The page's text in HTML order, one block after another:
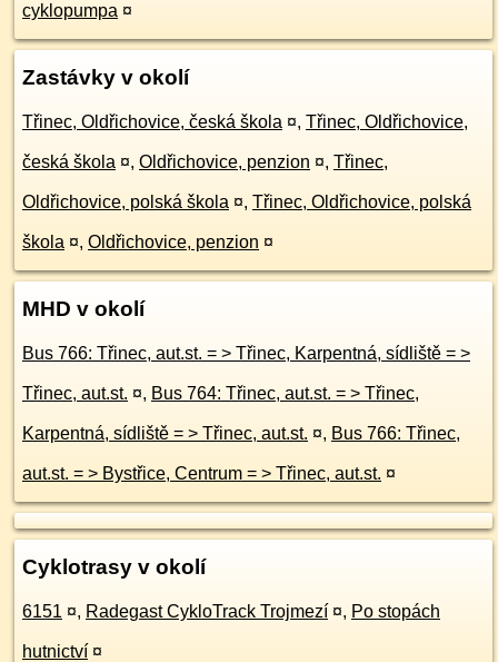
cyklopumpa ¤
Zastávky v okolí
Třinec, Oldřichovice, česká škola ¤, Třinec, Oldřichovice,
česká škola ¤, Oldřichovice, penzion ¤, Třinec,
Oldřichovice, polská škola ¤, Třinec, Oldřichovice, polská
škola ¤, Oldřichovice, penzion ¤
MHD v okolí
Bus 766: Třinec, aut.st. = > Třinec, Karpentná, sídliště = >
Třinec, aut.st. ¤, Bus 764: Třinec, aut.st. = > Třinec,
Karpentná, sídliště = > Třinec, aut.st. ¤, Bus 766: Třinec,
aut.st. = > Bystřice, Centrum = > Třinec, aut.st. ¤
Cyklotrasy v okolí
6151 ¤, Radegast CykloTrack Trojmezí ¤, Po stopách
hutnictví ¤